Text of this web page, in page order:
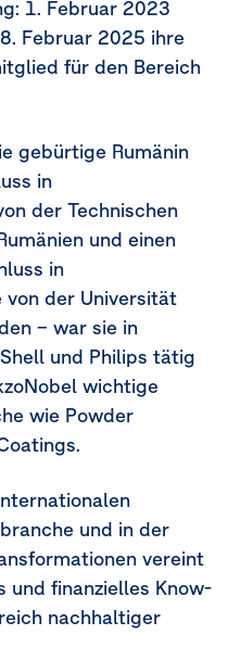
1. Februar 2023
Februar 2025 ihre
für den Bereich
gebürtige Rumänin
in
der Technischen
und einen
in
der Universität
– war sie in
und Philips tätig
wichtige
wie Powder
und in der
vereint
und finanzielles Know-
nachhaltiger